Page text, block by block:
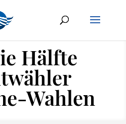
Hälfte
Wahlen